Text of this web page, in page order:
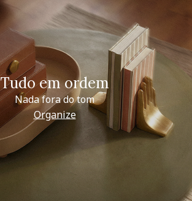
Tudo em ordem
Nada fora do tom
Organize